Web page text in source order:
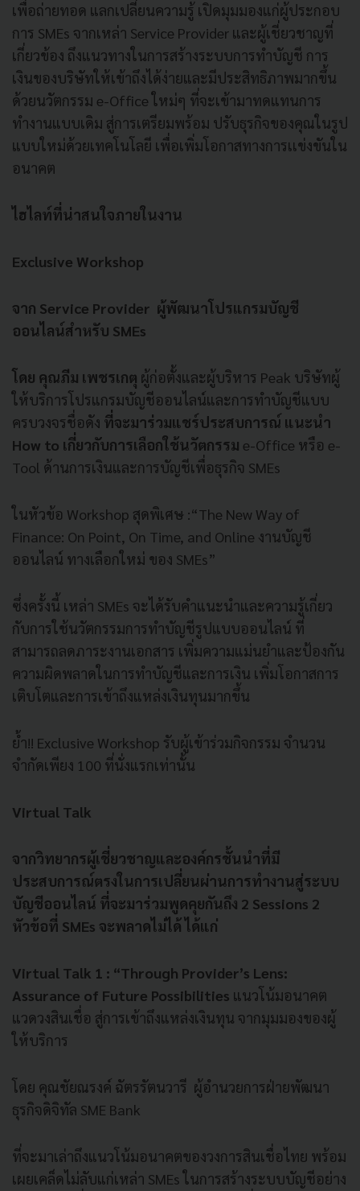
เพื่อถ่ายทอด แลกเปลี่ยนความรู้ เปิดมุมมองแก่ผู้ประกอบ
การ SMEs จากเหล่า Service Provider และผู้เชี่ยวชาญที่
เกี่ยวข้อง ถึงแนวทางในการสร้างระบบการทำบัญชี การ
เงินของบริษัทให้เข้าถึงได้ง่ายและมีประสิทธิภาพมากขึ้น
ด้วยนวัตกรรม e-Office ใหม่ๆ ที่จะเข้ามาทดแทนการ
ทำงานแบบเดิม สู่การเตรียมพร้อม ปรับธุรกิจของคุณในรูป
แบบใหม่ด้วยเทคโนโลยี เพื่อเพิ่มโอกาสทางการเเข่งขันใน
อนาคต
ไฮไลท์ที่น่าสนใจภายในงาน
Exclusive Workshop
จาก Service Provider ผู้พัฒนาโปรแกรมบัญชี
ออนไลน์สำหรับ SMEs
โดย คุณภีม เพชรเกตุ ผู้ก่อตั้งและผู้บริหาร Peak บริษัทผู้
ให้บริการโปรแกรมบัญชีออนไลน์และการทำบัญชีแบบ
ครบวงจรชื่อดัง ที่จะมาร่วมแชร์ประสบการณ์ แนะนำ
How to เกี่ยวกับการเลือกใช้นวัตกรรม e-Office หรือ e-
Tool ด้านการเงินและการบัญชีเพื่อธุรกิจ SMEs
ในหัวข้อ Workshop สุดพิเศษ :“The New Way of
Finance: On Point, On Time, and Online งานบัญชี
ออนไลน์ ทางเลือกใหม่ ของ SMEs”
ซึ่งครั้งนี้ เหล่า SMEs จะได้รับคำแนะนำและความรู้เกี่ยว
กับการใช้นวัตกรรมการทำบัญชีรูปแบบออนไลน์ ที่
สามารถลดภาระงานเอกสาร เพิ่มความแม่นยำและป้องกัน
ความผิดพลาดในการทำบัญชีและการเงิน เพิ่มโอกาสการ
เติบโตและการเข้าถึงแหล่งเงินทุนมากขึ้น
ย้ำ!! Exclusive Workshop รับผู้เข้าร่วมกิจกรรม จำนวน
จำกัดเพียง 100 ที่นั่งแรกเท่านั้น
Virtual Talk
จากวิทยากรผู้เชี่ยวชาญและองค์กรชั้นนำที่มี
ประสบการณ์ตรงในการเปลี่ยนผ่านการทำงานสู่ระบบ
บัญชีออนไลน์ ที่จะมาร่วมพูดคุยกันถึง 2 Sessions 2
หัวข้อที่ SMEs จะพลาดไม่ได้ ได้แก่
Virtual Talk 1 : “Through Provider’s Lens:
Assurance of Future Possibilities แนวโน้มอนาคต
แวดวงสินเชื่อ สู่การเข้าถึงแหล่งเงินทุน จากมุมมองของผู้
ให้บริการ
โดย คุณชัยณรงค์ ฉัตรรัตนวารี ผู้อำนวยการฝ่ายพัฒนา
ธุรกิจดิจิทัล SME Bank
ที่จะมาเล่าถึงแนวโน้มอนาคตของวงการสินเชื่อไทย พร้อม
เผยเคล็ดไม่ลับแก่เหล่า SMEs ในการสร้างระบบบัญชีอย่าง